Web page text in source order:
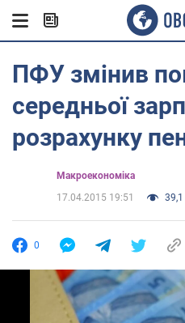
ПФУ змінив
середньої
розрахунку
Mакроекономіка
17.04.2015 19:51
39,1
0